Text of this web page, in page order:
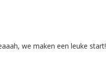
we maken een leuke start!